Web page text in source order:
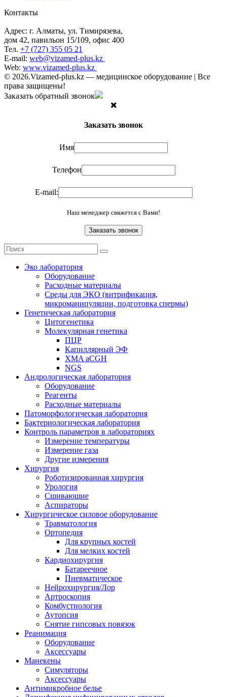
Контакты
Адрес: г. Алматы, ул. Тимирязева,
дом 42, павильон 15/109, офис 400
Тел. +7 (727) 355 05 21
E-mail: web@vizamed-plus.kz
Web: www.vizamed-plus.kz
© 2026.Vizamed-plus.kz — медицинское оборудование | Все
права защищены!
Заказать обратный звонок
Заказать звонок
Имя
Телефон
E-mail:
Наш менеджер свяжется с Вами!
Эко лаборатория
Оборудование
Расходные материалы
Среды для ЭКО (витрификация,
микроманипуляции, подготовка спермы)
Генетическая лаборатория
Цитогенетика
Молекулярная генетика
ПЦР
Капиллярный ЭФ
XMA aCGH
NGS
Андрологическая лаборатория
Оборудование
Реагенты
Расходные материалы
Патоморфологическая лаборатория
Бактериологическая лаборатория
Контроль параметров в лабораториях
Измерение температуры
Измерение газа
Другие измерения
Хирургия
Роботизированная хирургия
Урология
Сшивающие
Аспираторы
Хирургическое силовое оборудование
Травматология
Ортопедия
Для крупных костей
Для мелких костей
Кардиохирургия
Батареечное
Пневматическое
Нейрохирургия/Лор
Артроскопия
Комбустиология
Аутопсия
Снятие гипсовых повязок
Реанимация
Оборудование
Аксессуары
Манекены
Симуляторы
Аксессуары
Антимикробное белье